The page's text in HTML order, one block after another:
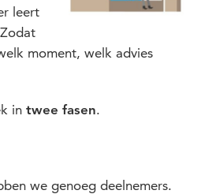
leert
moment, welk advies
in twee fasen.
we genoeg deelnemers.